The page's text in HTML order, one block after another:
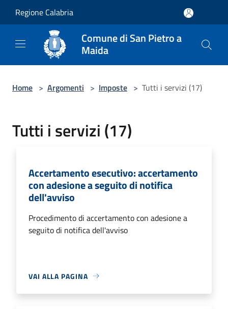
Regione Calabria
Comune di San Pietro a
Maida
Home > Argomenti > Imposte > Tutti i servizi (17)
Tutti i servizi (17)
Accertamento esecutivo: accertamento
con adesione a seguito di notifica
dell'avviso
Procedimento di accertamento con adesione a
seguito di notifica dell'avviso
VAI ALLA PAGINA